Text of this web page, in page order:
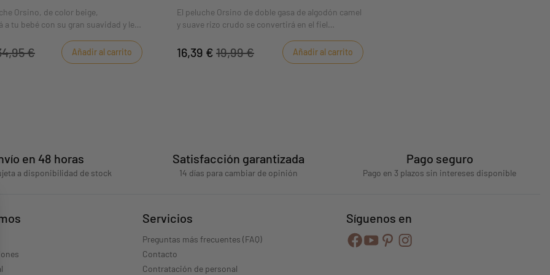
Orsino, de color beige,
a tu bebé con su gran suavidad y le
y su prenda coordinada de color
tanto a las niñas como a los
€ Añadir al carrito
El peluche Orsino de doble gasa de algodón camel
y suave rizo crudo se convertirá en el fiel
agarre mientras se dirige al país de los sueños. El
aro de madera le da un aspecto muy natural. Muy
16,39 € 19,99 € Añadir al carrito
en 48 horas
a disponibilidad de stock
Satisfacción garantizada
14 días para cambiar de opinión
Pago seguro
Pago en 3 plazos sin intereses disponible
Servicios
Preguntas más frecuentes (FAQ)
Contacto
Contratación de personal
Síguenos en